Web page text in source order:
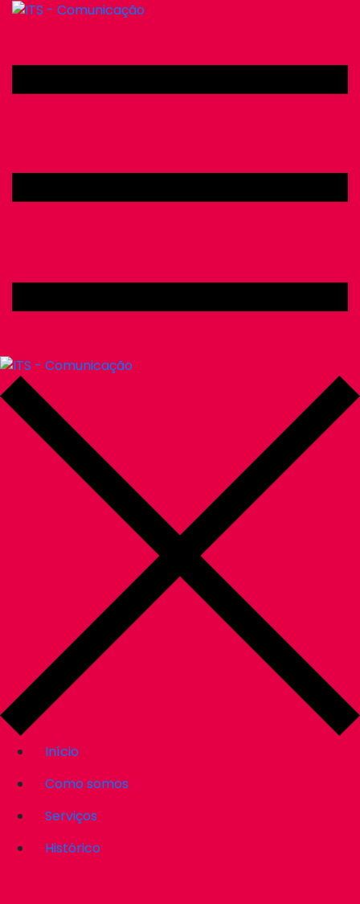
Início
Como somos
Serviços
Histórico